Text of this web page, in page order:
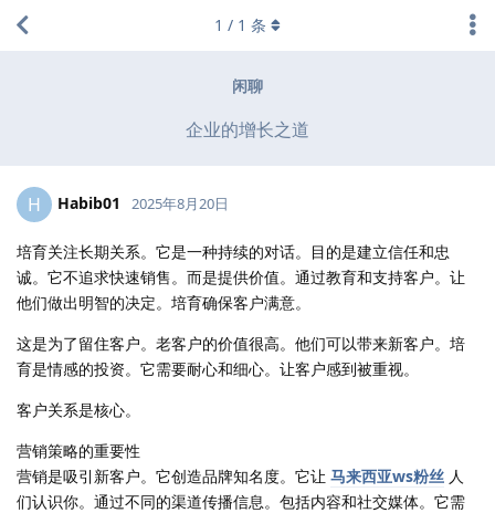
闲聊
企业的增长之道
1 / 1 条
H Habib01 2025年8月20日
培育关注长期关系。它是一种持续的对话。目的是建立信任和忠
诚。它不追求快速销售。而是提供价值。通过教育和支持客户。让
他们做出明智的决定。培育确保客户满意。
这是为了留住客户。老客户的价值很高。他们可以带来新客户。培
育是情感的投资。它需要耐心和细心。让客户感到被重视。
客户关系是核心。
营销策略的重要性
营销是吸引新客户。它创造品牌知名度。它让 马来西亚ws粉丝 人
们认识你。通过不同的渠道传播信息。包括内容和社交媒体。它需